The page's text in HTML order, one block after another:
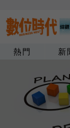
熱門 新